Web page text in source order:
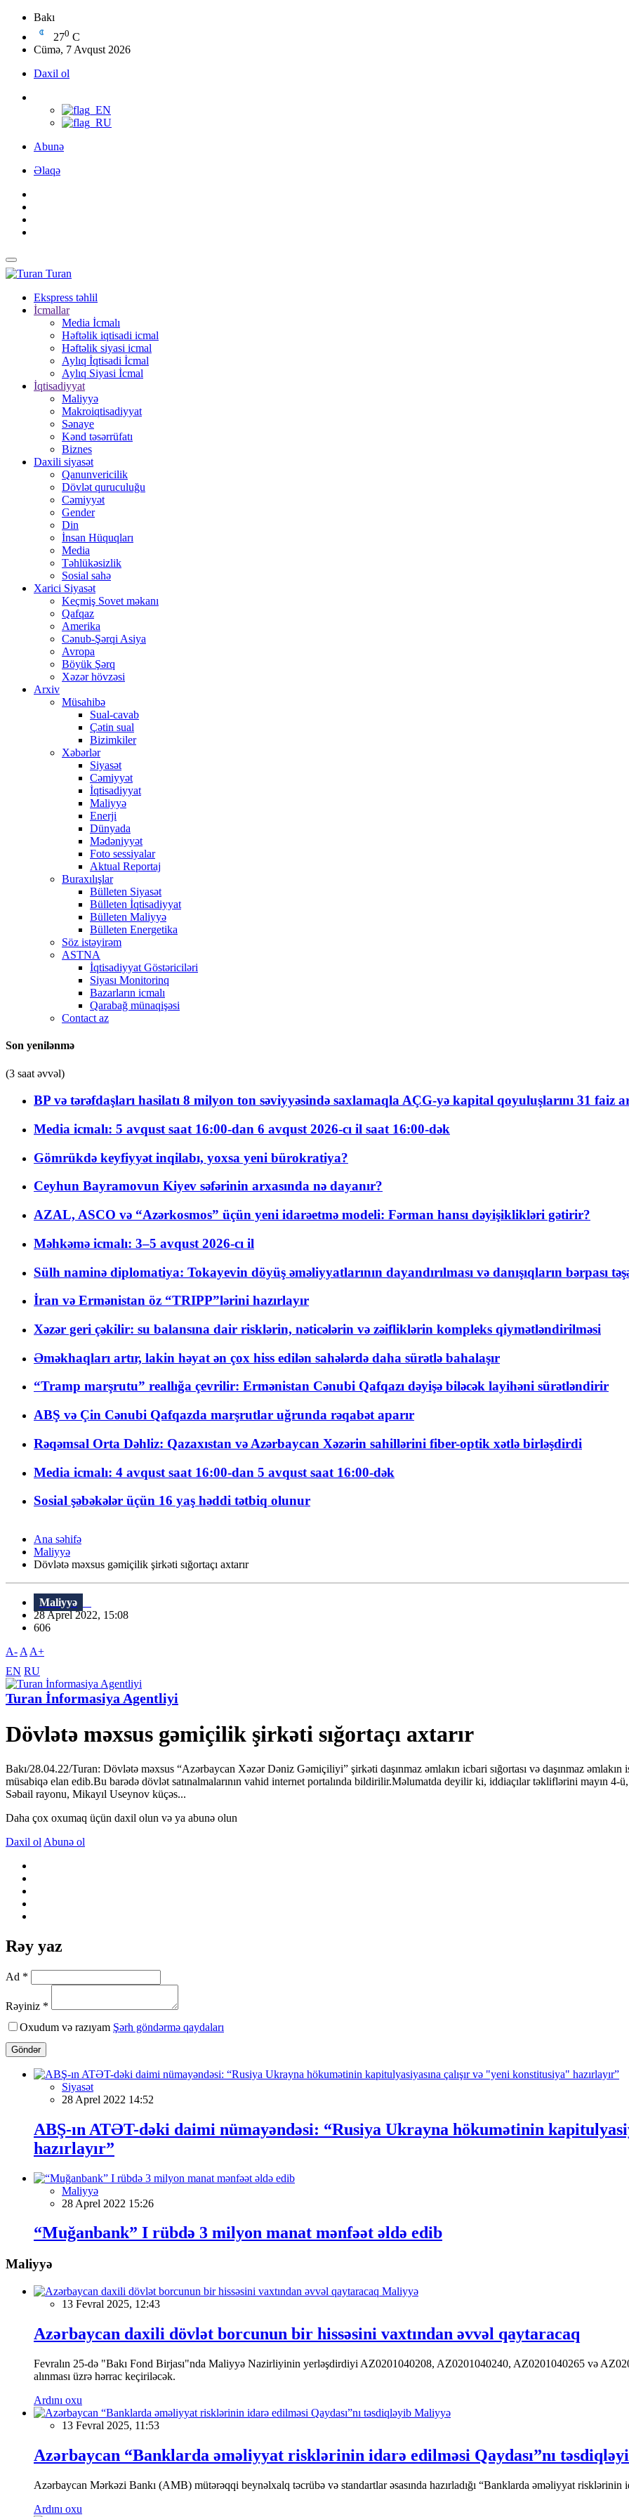
Bakı
270 C
Cümə, 7 Avqust 2026
Daxil ol
Abunə
Əlaqə
Turan
Ekspress təhlil
İcmallar
Media İcmalı
Həftəlik iqtisadi icmal
Həftəlik siyasi icmal
Aylıq İqtisadi İcmal
Aylıq Siyasi İcmal
İqtisadiyyat
Maliyyə
Makroiqtisadiyyat
Sənaye
Kənd təsərrüfatı
Biznes
Daxili siyasət
Qanunvericilik
Dövlət quruculuğu
Cəmiyyət
Gender
Din
İnsan Hüquqları
Media
Təhlükəsizlik
Sosial sahə
Xarici Siyasət
Keçmiş Sovet məkanı
Qafqaz
Amerika
Cənub-Şərqi Asiya
Avropa
Böyük Şərq
Xəzər hövzəsi
Arxiv
Müsahibə
Sual-cavab
Çətin sual
Bizimkiler
Xəbərlər
Siyasət
Cəmiyyət
İqtisadiyyat
Maliyyə
Enerji
Dünyada
Mədəniyyət
Foto sessiyalar
Aktual Reportaj
Buraxılışlar
Bülleten Siyasət
Bülleten İqtisadiyyat
Bülleten Maliyyə
Bülleten Energetika
Söz istəyirəm
ASTNA
İqtisadiyyat Göstəriciləri
Siyası Monitorinq
Bazarların icmalı
Qarabağ münaqişəsi
Contact az
Son yenilənmə
(3 saat əvvəl)
BP və tərəfdaşları hasilatı 8 milyon ton səviyyəsində saxlamaqla AÇG-yə kapital qoyuluşlarını 31 faiz
Media icmalı: 5 avqust saat 16:00-dan 6 avqust 2026-cı il saat 16:00-dək
Gömrükdə keyfiyyət inqilabı, yoxsa yeni bürokratiya?
Ceyhun Bayramovun Kiyev səfərinin arxasında nə dayanır?
AZAL, ASCO və “Azərkosmos” üçün yeni idarəetmə modeli: Fərman hansı dəyişiklikləri gətirir?
Məhkəmə icmalı: 3–5 avqust 2026-cı il
Sülh naminə diplomatiya: Tokayevin döyüş əməliyyatlarının dayandırılması və danışıqların bərpası
İran və Ermənistan öz “TRIPP”lərini hazırlayır
Xəzər geri çəkilir: su balansına dair risklərin, nəticələrin və zəifliklərin kompleks qiymətləndirilməsi
Əməkhaqları artır, lakin həyat ən çox hiss edilən sahələrdə daha sürətlə bahalaşır
“Tramp marşrutu” reallığa çevrilir: Ermənistan Cənubi Qafqazı dəyişə biləcək layihəni sürətləndirir
ABŞ və Çin Cənubi Qafqazda marşrutlar uğrunda rəqabət aparır
Rəqəmsal Orta Dəhliz: Qazaxıstan və Azərbaycan Xəzərin sahillərini fiber-optik xətlə birləşdirdi
Media icmalı: 4 avqust saat 16:00-dan 5 avqust saat 16:00-dək
Sosial şəbəkələr üçün 16 yaş həddi tətbiq olunur
Ana səhifə
Maliyyə
Dövlətə məxsus gəmiçilik şirkəti sığortaçı axtarır
Maliyyə
28 Aprel 2022, 15:08
606
A- A A+
EN RU
Turan İnformasiya Agentliyi
Dövlətə məxsus gəmiçilik şirkəti sığortaçı axtarır
Bakı/28.04.22/Turan: Dövlətə məxsus “Azərbaycan Xəzər Dəniz Gəmiçiliyi” şirkəti daşınmaz əmlakın icbari sığortası və daşınmaz
müsabiqə elan edib.Bu barədə dövlət satınalmalarının vahid internet portalında bildirilir.Məlumatda deyilir ki, iddiaçılar təkliflərini mayın 4-
Səbail rayonu, Mikayıl Useynov küçəs...
Daha çox oxumaq üçün daxil olun və ya abunə olun
Daxil ol Abunə ol
Rəy yaz
Ad *
Rəyiniz *
Oxudum və razıyam Şərh göndərmə qaydaları
Göndər
Siyasət
28 Aprel 2022 14:52
ABŞ-ın ATƏT-dəki daimi nümayəndəsi: “Rusiya Ukrayna hökumətinin
hazırlayır”
Maliyyə
28 Aprel 2022 15:26
“Muğanbank” I rübdə 3 milyon manat mənfəət əldə edib
Maliyyə
Maliyyə
13 Fevral 2025, 12:43
Azərbaycan daxili dövlət borcunun bir hissəsini vaxtından əvvəl qaytaracaq
Fevralın 25-də "Bakı Fond Birjası"nda Maliyyə Nazirliyinin yerləşdirdiyi AZ0201040208, AZ0201040240, AZ0201040265 və
alınması üzrə hərrac keçiriləcək.
Ardını oxu
Maliyyə
13 Fevral 2025, 11:53
Azərbaycan “Banklarda əməliyyat risklərinin idarə edilməsi Qaydası”nı
Azərbaycan Mərkəzi Bankı (AMB) mütərəqqi beynəlxalq təcrübə və standartlar əsasında hazırladığı “Banklarda əməliyyat risklərinin
Ardını oxu